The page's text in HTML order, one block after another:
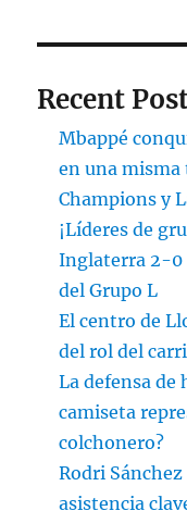
Recent
Mbappé
en una
Champions y
¡Líderes de
Inglaterra 2-0
del Grupo L
El centro de
del rol del
La defensa de
camiseta
colchonero?
Rodri
asistencia